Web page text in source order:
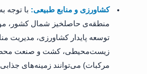
کشاورزی و منابع طبیعی: با توجه
منطقه‌ی حاصلخیز شمال کشور،
توسعه پایدار کشاورزی، مدیریت
زیست‌محیطی، کشت و صنعت
مرکبات) می‌توانند زمینه‌های